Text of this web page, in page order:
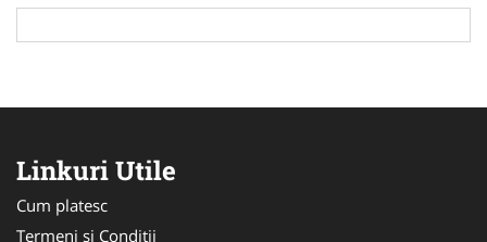
Linkuri Utile
Cum platesc
Termeni si Conditii